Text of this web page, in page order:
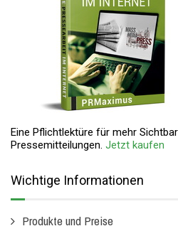
Eine Pflichtlektüre für mehr
Pressemitteilungen. Jetzt kaufen
Wichtige Informationen
Produkte und Preise